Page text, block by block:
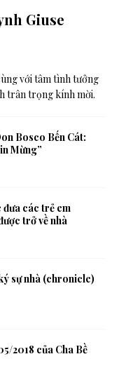
Giuse
với tâm tình tưởng
trân trọng kính mời.
Bosco Bến Cát:
Mừng”
đưa các trẻ em
trở về nhà
sự nhà (chronicle)
2018 của Cha Bề